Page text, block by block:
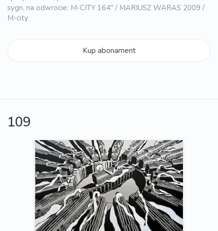
sygn. na odwrocie: M-CITY 164" / MARIUSZ WARAS 2009 /
M-city
Kup abonament
109